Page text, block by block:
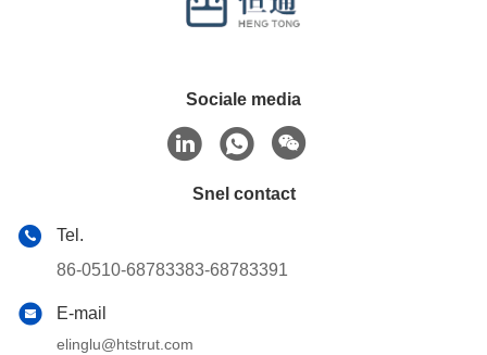
Sociale media
Snel contact
Tel.
86-0510-68783383-68783391
E-mail
elinglu@htstrut.com